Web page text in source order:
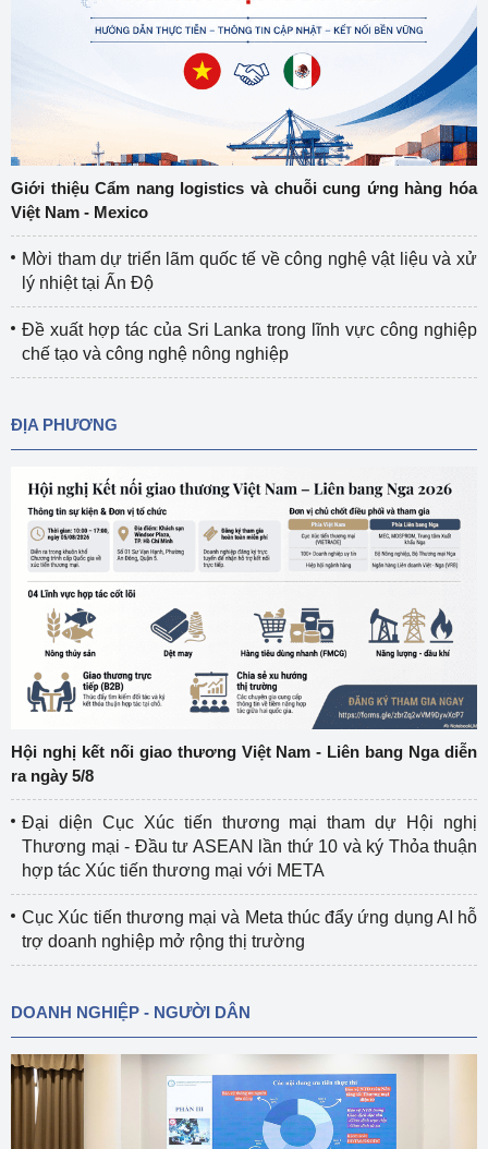
Giới thiệu Cẩm nang logistics và chuỗi cung ứng hàng hóa
Việt Nam - Mexico
Mời tham dự triển lãm quốc tế về công nghệ vật liệu và xử
lý nhiệt tại Ấn Độ
Đề xuất hợp tác của Sri Lanka trong lĩnh vực công nghiệp
chế tạo và công nghệ nông nghiệp
ĐỊA PHƯƠNG
Hội nghị kết nối giao thương Việt Nam - Liên bang Nga diễn
ra ngày 5/8
Đại diện Cục Xúc tiến thương mại tham dự Hội nghị
Thương mại - Đầu tư ASEAN lần thứ 10 và ký Thỏa thuận
hợp tác Xúc tiến thương mại với META
Cục Xúc tiến thương mại và Meta thúc đẩy ứng dụng AI hỗ
trợ doanh nghiệp mở rộng thị trường
DOANH NGHIỆP - NGƯỜI DÂN